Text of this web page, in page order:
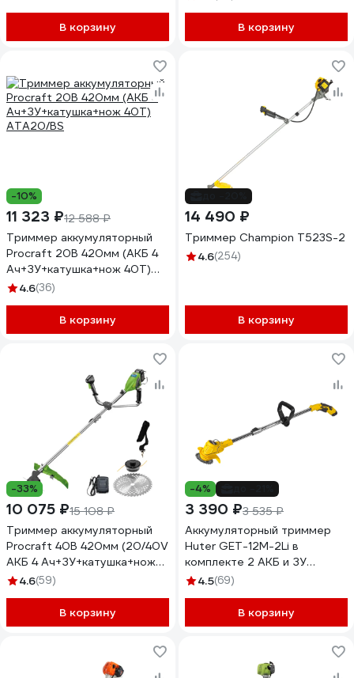
В корзину В корзину
-10%
11 323 ₽12 588 ₽
Триммер аккумуляторный
Procraft 20В 420мм (АКБ 4
Ач+ЗУ+катушка+нож 40Т)
ATA20/BS
4.6(36)
В корзину
14 490 ₽
Триммер Champion Т523S-2
4.6(254)
В корзину
-33%
10 075 ₽15 108 ₽
Триммер аккумуляторный
Procraft 40В 420мм (20/40V
АКБ 4 Ач+ЗУ+катушка+нож
40Т) ATA40/BS
4.6(59)
В корзину
-4%
3 390 ₽3 535 ₽
Аккумуляторный триммер
Huter GET-12M-2Li в
комплекте 2 АКБ и ЗУ
70/1/65
4.5(69)
В корзину